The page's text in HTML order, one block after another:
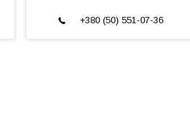
+380 (50) 551-07-36